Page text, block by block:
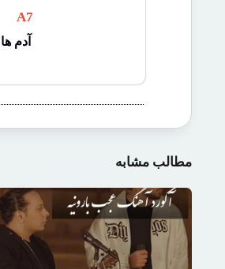
A7
آدم
مطالب مشابه